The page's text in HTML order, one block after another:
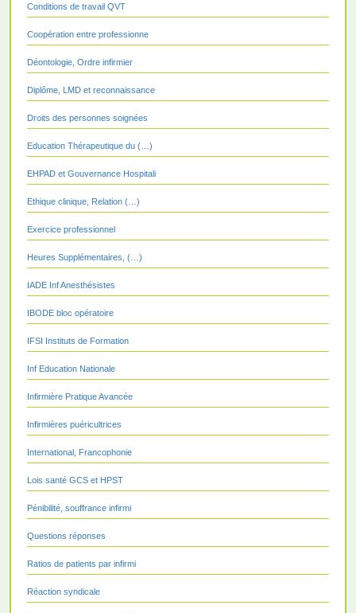
Conditions de travail QVT
Coopération entre professionne
Déontologie, Ordre infirmier
Diplôme, LMD et reconnaissance
Droits des personnes soignées
Education Thérapeutique du (…)
EHPAD et Gouvernance Hospitali
Ethique clinique, Relation (…)
Exercice professionnel
Heures Supplémentaires, (…)
IADE Inf Anesthésistes
IBODE bloc opératoire
IFSI Instituts de Formation
Inf Education Nationale
Infirmière Pratique Avancée
Infirmières puéricultrices
International, Francophonie
Lois santé GCS et HPST
Pénibilité, souffrance infirmi
Questions réponses
Ratios de patients par infirmi
Réaction syndicale